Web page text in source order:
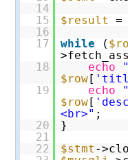
14
15
$result =
16
17
while (
18
echo
$row[
19
echo
$row[
<br>" ;
20
}
21
22
$stmt -